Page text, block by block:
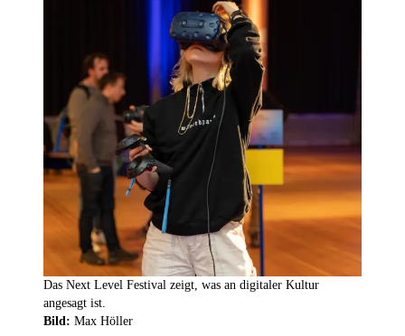
Das Next Level Festival zeigt, was an digitaler Kultur
angesagt ist.
Bild: Max Höller